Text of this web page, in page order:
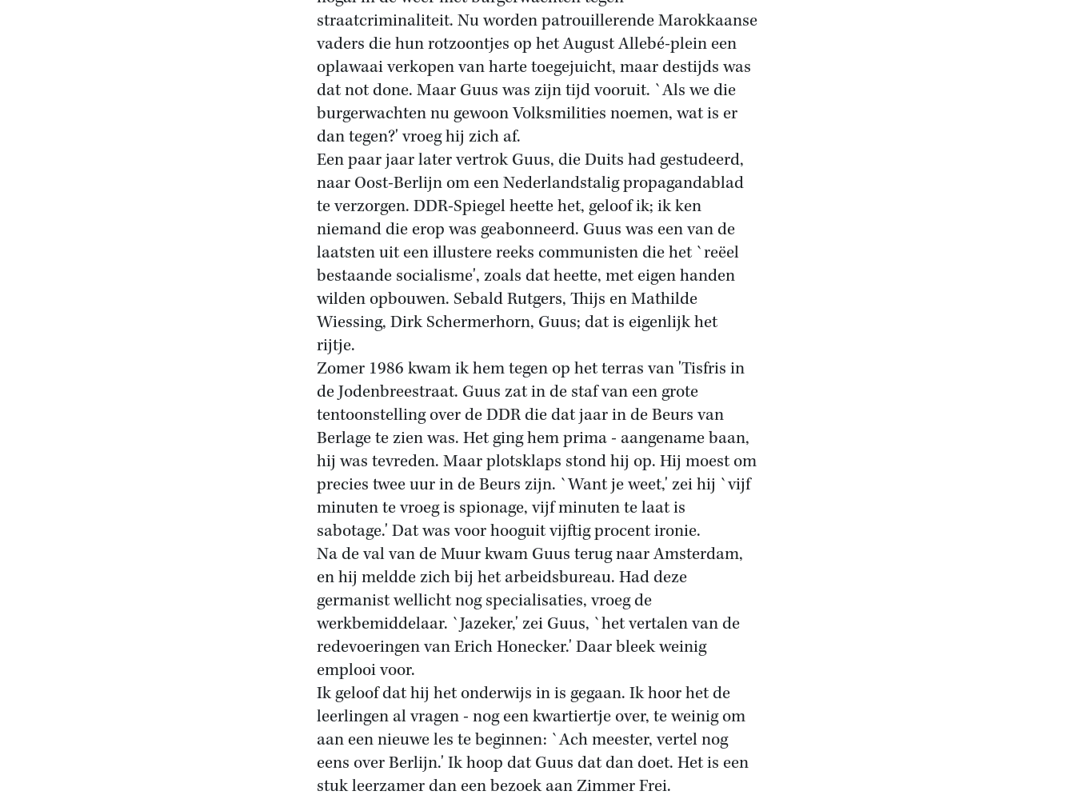
straatcriminaliteit. Nu worden patrouillerende Marokkaanse
vaders die hun rotzoontjes op het August Allebé-plein een
oplawaai verkopen van harte toegejuicht, maar destijds was
dat not done. Maar Guus was zijn tijd vooruit. `Als we die
burgerwachten nu gewoon Volksmilities noemen, wat is er
dan tegen?' vroeg hij zich af.
Een paar jaar later vertrok Guus, die Duits had gestudeerd,
naar Oost-Berlijn om een Nederlandstalig propagandablad
te verzorgen. DDR-Spiegel heette het, geloof ik; ik ken
niemand die erop was geabonneerd. Guus was een van de
laatsten uit een illustere reeks communisten die het `reëel
bestaande socialisme', zoals dat heette, met eigen handen
wilden opbouwen. Sebald Rutgers, Thijs en Mathilde
Wiessing, Dirk Schermerhorn, Guus; dat is eigenlijk het
rijtje.
Zomer 1986 kwam ik hem tegen op het terras van 'Tisfris in
de Jodenbreestraat. Guus zat in de staf van een grote
tentoonstelling over de DDR die dat jaar in de Beurs van
Berlage te zien was. Het ging hem prima - aangename baan,
hij was tevreden. Maar plotsklaps stond hij op. Hij moest om
precies twee uur in de Beurs zijn. `Want je weet,' zei hij `vijf
minuten te vroeg is spionage, vijf minuten te laat is
sabotage.' Dat was voor hooguit vijftig procent ironie.
Na de val van de Muur kwam Guus terug naar Amsterdam,
en hij meldde zich bij het arbeidsbureau. Had deze
germanist wellicht nog specialisaties, vroeg de
werkbemiddelaar. `Jazeker,' zei Guus, `het vertalen van de
redevoeringen van Erich Honecker.' Daar bleek weinig
emplooi voor.
Ik geloof dat hij het onderwijs in is gegaan. Ik hoor het de
leerlingen al vragen - nog een kwartiertje over, te weinig om
aan een nieuwe les te beginnen: `Ach meester, vertel nog
eens over Berlijn.' Ik hoop dat Guus dat dan doet. Het is een
stuk leerzamer dan een bezoek aan Zimmer Frei.